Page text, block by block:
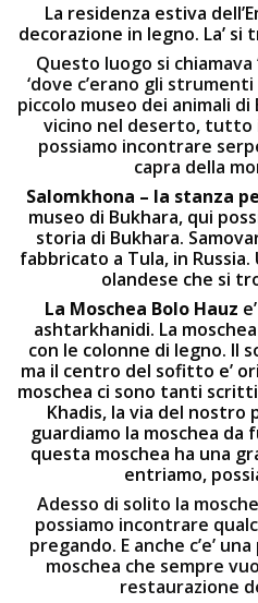
La residenza estiva
decorazione in legno. La’ si
Questo luogo si chiamava
‘dove c’erano gli
piccolo museo dei animali
vicino nel deserto,
possiamo incontrare
capra della
Salomkhona – la stanza
museo di Bukhara, qui
storia di Bukhara.
fabbricato a Tula, in Russia.
olandese che si
La Moschea Bolo Hauz
ashtarkhanidi. La
con le colonne di legno. Il
ma il centro del sofitto e’
moschea ci sono tanti
Khadis, la via del
guardiamo la moschea da
questa moschea ha una
entriamo,
Adesso di solito la
possiamo incontrare
pregando. E anche c’e’
moschea che sempre
restaurazione